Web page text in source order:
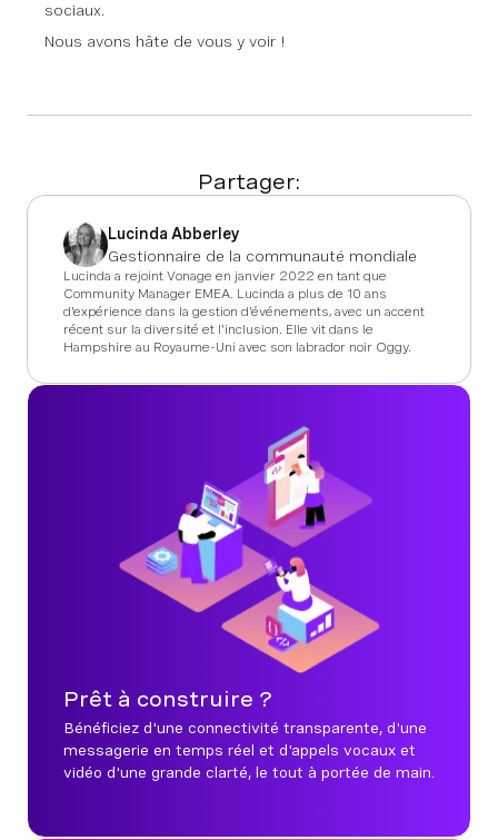
sociaux.
Nous avons hâte de vous y voir !
Partager:
Lucinda Abberley
Gestionnaire de la communauté mondiale
Lucinda a rejoint Vonage en janvier 2022 en tant que
Community Manager EMEA. Lucinda a plus de 10 ans
d'expérience dans la gestion d'événements, avec un accent
récent sur la diversité et l'inclusion. Elle vit dans le
Hampshire au Royaume-Uni avec son labrador noir Oggy.
Prêt à construire ?
Bénéficiez d'une connectivité transparente, d'une
messagerie en temps réel et d'appels vocaux et
vidéo d'une grande clarté, le tout à portée de main.